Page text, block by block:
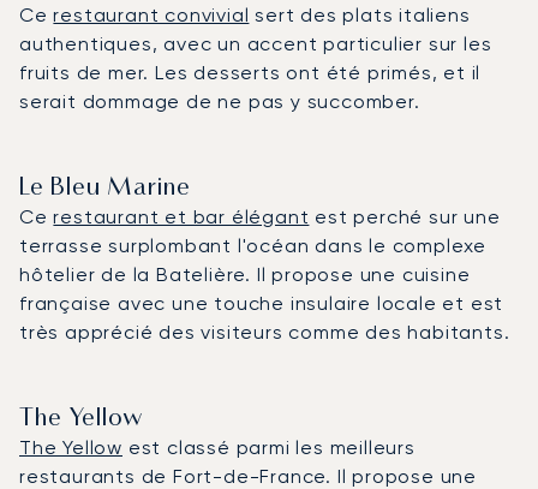
Cerestaurant convivial sert des plats italiens
authentiques, avec un accent particulier sur les
fruits de mer. Les desserts ont été primés, et il
serait dommage de ne pas y succomber.
Le Bleu Marine
Cerestaurant et bar élégant est perché sur une
terrasse surplombant l'océan dans le complexe
hôtelier de la Batelière. Il propose une cuisine
française avec une touche insulaire locale et est
très apprécié des visiteurs comme des habitants.
The Yellow
The Yellow est classé parmi les meilleurs
restaurants de Fort-de-France. Il propose une